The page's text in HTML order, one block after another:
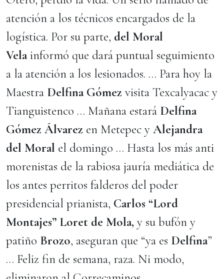
atención a los técnicos encargados de la
logística. Por su parte, del Moral
Velainformó que dará puntual seguimiento
a la atención a los lesionados. … Para hoy la
Maestra Delfina Gómez visita Texcalyacac y
Tianguistenco … Mañana estará Delfina
Gómez Álvarez en Metepec y Alejandra
del Moral el domingo … Hasta los más anti
morenistas de la rabiosa jauría mediática de
los antes perritos falderos del poder
presidencial prianista, Carlos “Lord
Montajes” Loret de Mola, y su bufón y
patiño Brozo, aseguran que “ya es Delfina”
… Feliz fin de semana, raza. Ni modo,